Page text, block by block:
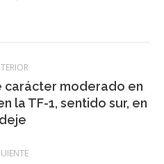
Publicación
anterior:
carácter moderado en
la TF-1, sentido sur, en